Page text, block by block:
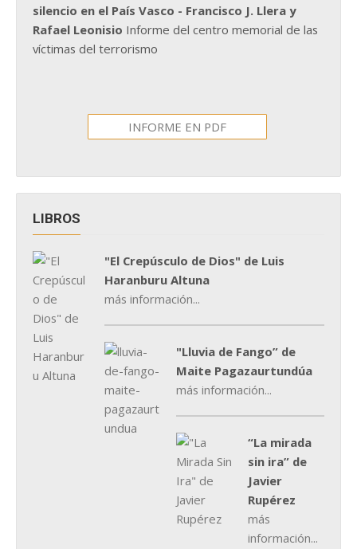
silencio en el País Vasco - Francisco J. Llera y
Rafael Leonisio Informe del centro memorial de las
víctimas del terrorismo
INFORME EN PDF
LIBROS
"El Crepúsculo de Dios" de Luis
Haranburu Altuna
más información...
"Lluvia de Fango” de
Maite Pagazaurtundúa
más información...
“La mirada
sin ira” de
Javier
Rupérez
más
información...